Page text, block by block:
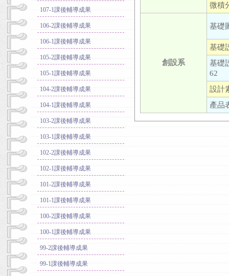
107-1課後輔導成果
106-2課後輔導成果
106-1課後輔導成果
105-2課後輔導成果
105-1課後輔導成果
104-2課後輔導成果
104-1課後輔導成果
103-2課後輔導成果
103-1課後輔導成果
102-2課後輔導成果
102-1課後輔導成果
101-2課後輔導成果
101-1課後輔導成果
100-2課後輔導成果
100-1課後輔導成果
99-2課後輔導成果
99-1課後輔導成果
微積
創設系
基礎
基礎
基礎
62
設計
產品